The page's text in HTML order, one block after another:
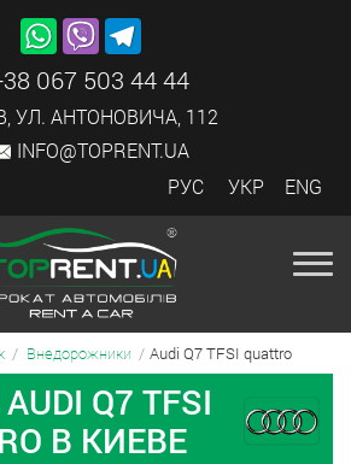
067 503 44 44
УЛ. АНТОНОВИЧА, 112
INFO@TOPRENT.UA
РУС УКР ENG
Внедорожники Audi Q7 TFSI quattro
Q7 TFSI
В КИЕВЕ